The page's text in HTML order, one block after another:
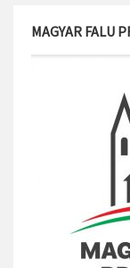
MAGYAR FALU